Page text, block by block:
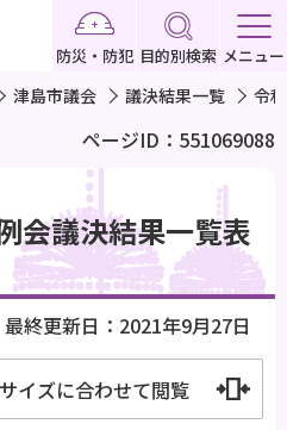
防災・防犯 目的別検索 メニュー
津島市議会 議決結果一覧 令
ページID：551069088
会議決結果一覧表
最終更新日：2021年9月27日
イズに合わせて閲覧